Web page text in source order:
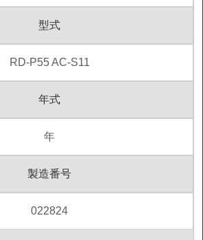
型式
RD-P55 AC-S11
年式
年
製造番号
022824